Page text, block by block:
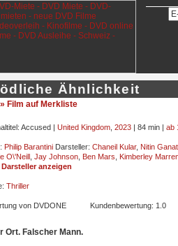
Ähnlichkeit
» Film auf Merkliste
Accused | United Kingdom 2023 | 84 min | ab
Philip Barantini Darsteller: Chaneil Kular, Nitin
O\'Neill Jay Johnson Ben Mars Kimberley
Darsteller anzeigen
Thriller
von DVDONE Kundenbewertung: 1.0
Ort. Falscher Mann.